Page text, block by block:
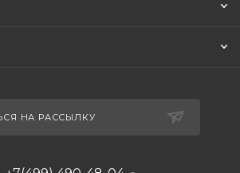
НА РАССЫЛКУ